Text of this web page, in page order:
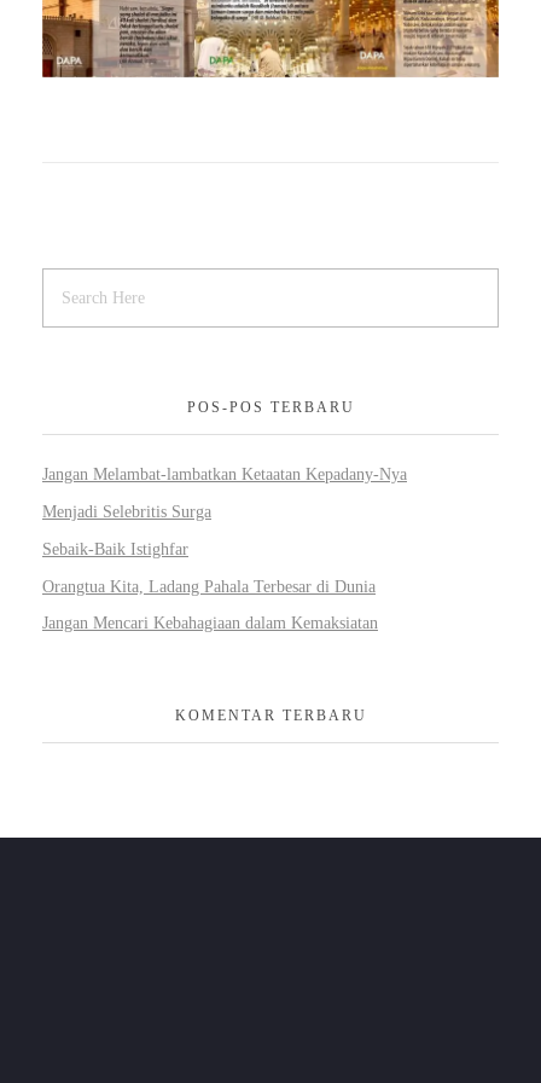
POS-POS TERBARU
Jangan Melambat-lambatkan Ketaatan Kepadany-Nya
Menjadi Selebritis Surga
Sebaik-Baik Istighfar
Orangtua Kita, Ladang Pahala Terbesar di Dunia
Jangan Mencari Kebahagiaan dalam Kemaksiatan
KOMENTAR TERBARU